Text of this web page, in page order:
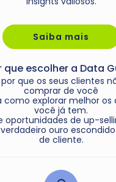
Saiba mais
que escolher a Data
por que os seus clientes
comprar de você
como explorar melhor os
você já tem.
oportunidades de up-
ouro
de cliente.